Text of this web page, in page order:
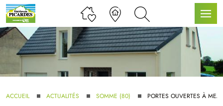
ACCUEIL ACTUALITÉS SOMME (80) PORTES OUVERTES À